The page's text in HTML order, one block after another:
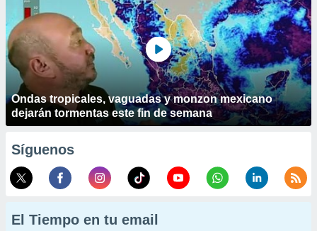
Ondas tropicales, vaguadas y monzon mexicano
dejarán tormentas este fin de semana
Síguenos
El Tiempo en tu email